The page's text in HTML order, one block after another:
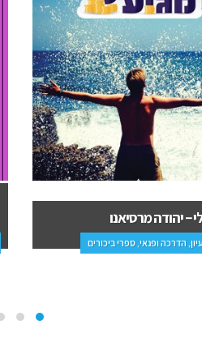
המוערים של החינוך –
פרנק
ילדים